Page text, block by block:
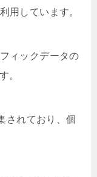
用しています。
ィックデータの
。
されており、個